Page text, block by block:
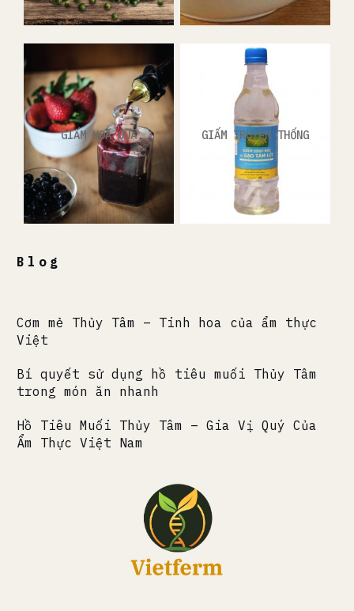
GIẤM HOA QUẢ GIẤM TRUYỀN THỐNG
Blog
Cơm mẻ Thủy Tâm – Tinh hoa của ẩm thực
Việt
Bí quyết sử dụng hồ tiêu muối Thủy Tâm
trong món ăn nhanh
Hồ Tiêu Muối Thủy Tâm – Gia Vị Quý Của
Ẩm Thực Việt Nam